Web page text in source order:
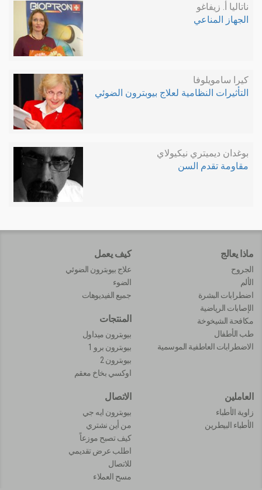
ناتاليا أ. زيفاغو
الجهاز المناعي
كيرا سامويلوفا
التأثيرات النظامية لعلاج بيوبترون الضوئي
بوغدان ديميتري نيكيولاي
مقاومة تقدم السن
ماذا يعالج
الجروح
الألم
اضطرابات البشرة
الإصابات الرياضية
مكافحة الشيخوخة
طب الأطفال
الاضطرابات العاطفية الموسمية
كيف يعمل
علاج بيوبترون الضوئي
الضوء
جميع الفيديوهات
المنتجات
بيوبترون ميداول
بيوبترون برو 1
بيوبترون 2
اوكسي بخاخ معقم
العاملين
زاوية الأطباء
الأطباء البيطرين
الاتصال
بيوبترون ايه جي
من أين نشتري
كيف تصبح موزعاً
اطلب عرض تقديمي
للاتصال
مسح العملاء